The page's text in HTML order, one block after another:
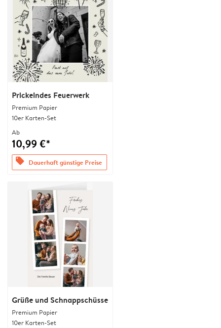
Prickelndes Feuerwerk
Premium Papier
10er Karten-Set
Ab
10,99 €*
offers Dauerhaft günstige Preise
Grüße und Schnappschüsse
Premium Papier
10er Karten-Set